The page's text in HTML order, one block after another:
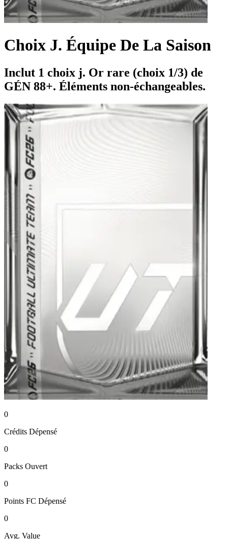
Choix J. Équipe De La Saison
Inclut 1 choix j. Or rare (choix 1/3) de
GÉN 88+. Éléments non-échangeables.
0
Crédits Dépensé
0
Packs Ouvert
0
Points FC Dépensé
0
Avg. Value